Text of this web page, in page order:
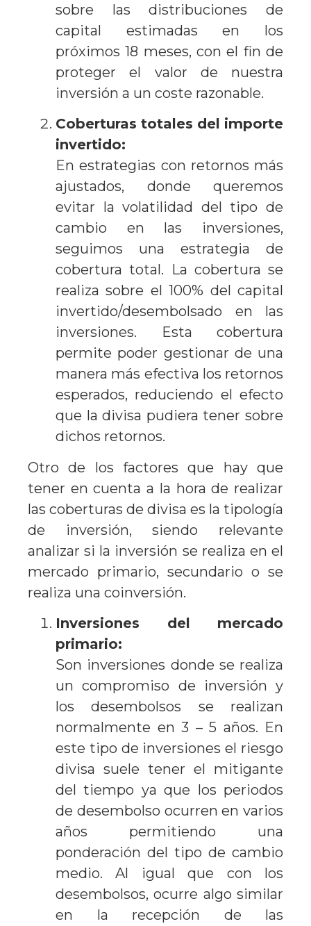
sobre las distribuciones de
capital estimadas en los
próximos 18 meses, con el fin de
proteger el valor de nuestra
inversión a un coste razonable.
Coberturas totales del importe
invertido:
En estrategias con retornos más
ajustados, donde queremos
evitar la volatilidad del tipo de
cambio en las inversiones,
seguimos una estrategia de
cobertura total. La cobertura se
realiza sobre el 100% del capital
invertido/desembolsado en las
inversiones. Esta cobertura
permite poder gestionar de una
manera más efectiva los retornos
esperados, reduciendo el efecto
que la divisa pudiera tener sobre
dichos retornos.
Otro de los factores que hay que
tener en cuenta a la hora de realizar
las coberturas de divisa es la tipología
de inversión, siendo relevante
analizar si la inversión se realiza en el
mercado primario, secundario o se
realiza una coinversión.
Inversiones del mercado
primario:
Son inversiones donde se realiza
un compromiso de inversión y
los desembolsos se realizan
normalmente en 3 – 5 años. En
este tipo de inversiones el riesgo
divisa suele tener el mitigante
del tiempo ya que los periodos
de desembolso ocurren en varios
años permitiendo una
ponderación del tipo de cambio
medio. Al igual que con los
desembolsos, ocurre algo similar
en la recepción de las